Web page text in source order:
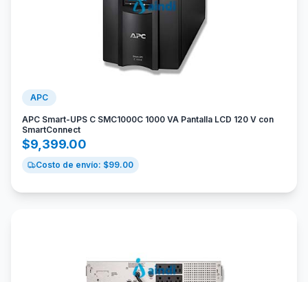
APC
APC Smart-UPS C SMC1000C 1000 VA Pantalla LCD 120 V con
SmartConnect
$9,399.00
Costo de envío: $99.00